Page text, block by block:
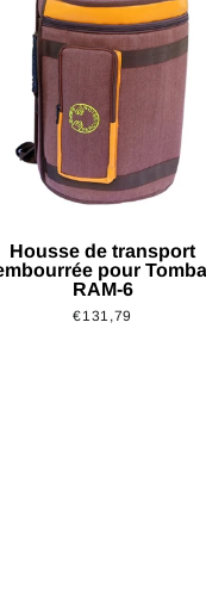
Housse de transport
pour
RAM-6
€131,79